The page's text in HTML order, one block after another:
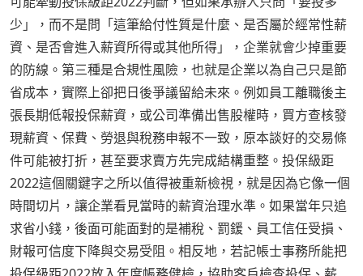
少」，而不是問「這筆給付性質是什麼、是否屬於經常性薪
資、是否會進入薪資所得或其他所得」，企業就會少掉重要
的防線。第三種是合規性風險，也就是企業以為自己只是節
省成本，實際上卻把日後爭議留給未來。例如員工離職後主
張長期低報投保薪資，或公司準備出售股權時，買方查核發
現薪資、保費、勞退與稅務申報不一致，原本談好的交易條
件可能被打折，甚至要求賣方先完成結構重整。投保級距
2022這個關鍵字之所以值得被重新檢視，就是因為它像一個
時間切片，讓企業看見當時的薪資治理水準。如果當年只追
求省小錢，後面可能面對的是補稅、罰鍰、員工信任受損、
財報可信度下降與交易受阻。相反地，若記帳士事務所能把